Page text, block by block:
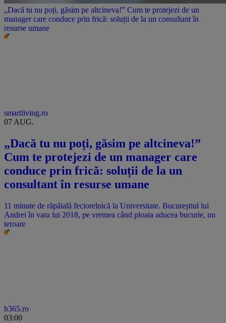
„Dacă tu nu poți, găsim pe altcineva!” Cum te protejezi de un
manager care conduce prin frică: soluții de la un consultant în
resurse umane
smartliving.ro
07 AUG.
„Dacă tu nu poți, găsim pe altcineva!”
Cum te protejezi de un manager care
conduce prin frică: soluții de la un
consultant în resurse umane
11 minute de răpăială feciorelnică la Universitate. Bucureștiul lui
Andrei în vara lui 2018, pe vremea când ploaia aducea bucurie, nu
teroare
b365.ro
03:00